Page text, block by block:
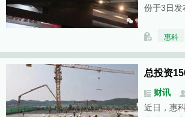
份于3日
惠科
总投资
财讯
近日，惠